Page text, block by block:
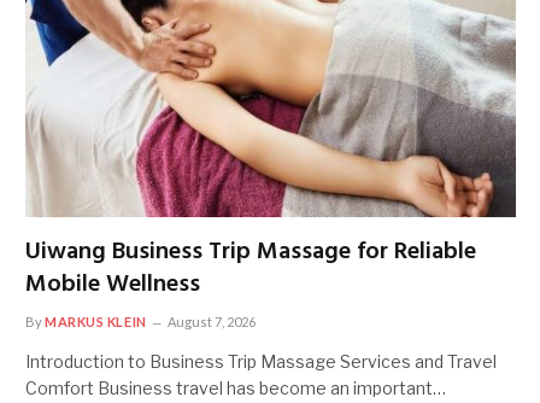
Uiwang Business Trip Massage for Reliable
Mobile Wellness
ByMARKUS KLEIN August 7, 2026
Introduction to Business Trip Massage Services and Travel
Comfort Business travel has become an important…